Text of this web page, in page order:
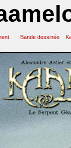
Bande dessinée